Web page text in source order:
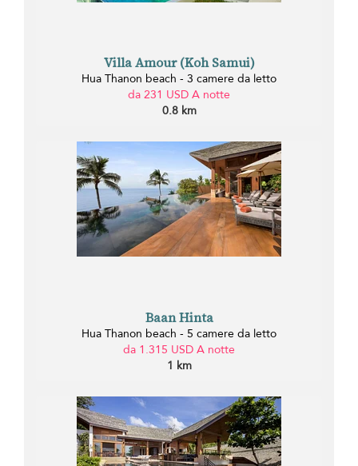
Villa Amour (Koh Samui)
Hua Thanon beach - 3 camere da letto
da 231 USD A notte
0.8 km
Baan Hinta
Hua Thanon beach - 5 camere da letto
da 1.315 USD A notte
1 km